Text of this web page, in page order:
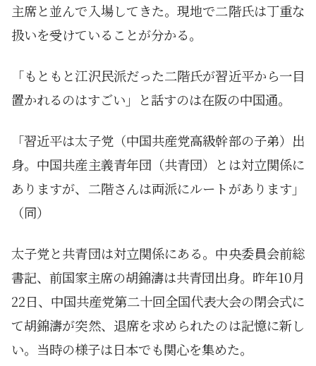
主席と並んで入場してきた。現地で二階氏は丁重な
扱いを受けていることが分かる。
「もともと江沢民派だった二階氏が習近平から一目
置かれるのはすごい」と話すのは在阪の中国通。
「習近平は太子党（中国共産党高級幹部の子弟）出
身。中国共産主義青年団（共青団）とは対立関係に
ありますが、二階さんは両派にルートがあります」
（同）
太子党と共青団は対立関係にある。中央委員会前総
書記、前国家主席の胡錦濤は共青団出身。昨年10月
22日、中国共産党第二十回全国代表大会の閉会式に
て胡錦濤が突然、退席を求められたのは記憶に新し
い。当時の様子は日本でも関心を集めた。